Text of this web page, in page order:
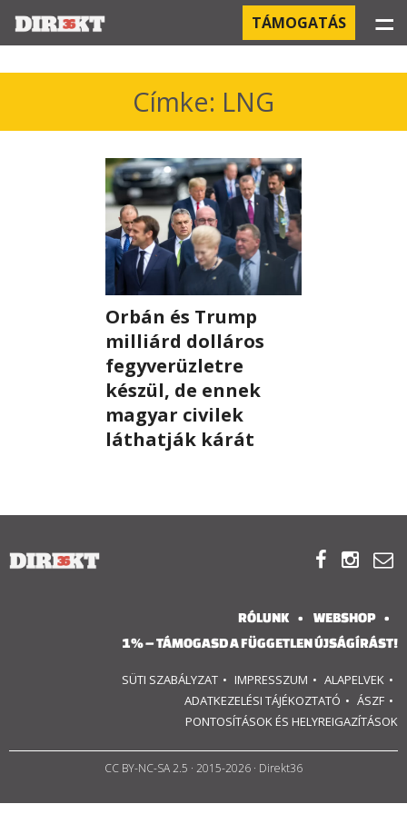
KÓRHÁZI FERTŐZÉSEK
ORBÁN ÉS A GAZDASÁG
OROSZ KAPCSOLATOK
PEGASUS-MEGFIGYELÉSEK
AZ ORBÁN CSALÁD ÜZLETEI
OFFSHORE TITKOK
TÁMOGATÁS ☰
Címke: LNG
Orbán és Trump
milliárd dolláros
fegyverüzletre
készül, de ennek
magyar civilek
láthatják kárát
  
RÓLUNK
WEBSHOP
1% – TÁMOGASD A FÜGGETLEN ÚJSÁGÍRÁST!
SÜTI SZABÁLYZAT IMPRESSZUM
ALAPELVEK
ADATKEZELÉSI TÁJÉKOZTATÓ
ÁSZF
PONTOSÍTÁSOK ÉS HELYREIGAZÍTÁSOK
CC BY-NC-SA 2.5 · 2015-2026 · Direkt36